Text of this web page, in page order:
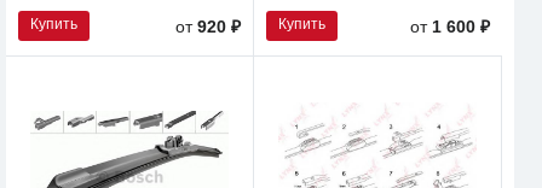
Купить от920 ₽ Купить от 1 600 ₽